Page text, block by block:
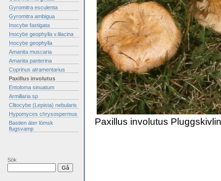
Gyromitra esculenta
Gyromitra ambigua
Inocybe fastigata
Inocybe geophylla v.lilacina
Inocybe geophylla
Amanita muscaria
Amanita panterina
Coprinus atramentarius
Paxillus involutus
Entoloma sinuatum
Armillaria sp
Clitocybe (Lepista) nebularis
Hypomyces chrysospermus
Bastien äter lömsk
flugsvamp
Sök
Paxillus involutus